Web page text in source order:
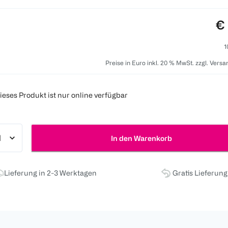
€
Preise in Euro inkl. 20 % MwSt. zzgl.
Produkt ist nur online verfügbar
In den Warenkorb
Lieferung in 2-3 Werktagen Gratis